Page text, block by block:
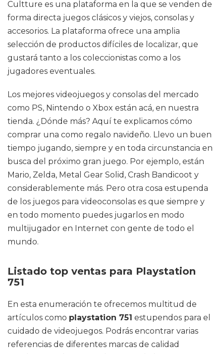
Cultture es una plataforma en la que se venden de
forma directa juegos clásicos y viejos, consolas y
accesorios. La plataforma ofrece una amplia
selección de productos difíciles de localizar, que
gustará tanto a los coleccionistas como a los
jugadores eventuales.
Los mejores videojuegos y consolas del mercado
como PS, Nintendo o Xbox están acá, en nuestra
tienda. ¿Dónde más? Aquí te explicamos cómo
comprar una como regalo navideño. Llevo un buen
tiempo jugando, siempre y en toda circunstancia en
busca del próximo gran juego. Por ejemplo, están
Mario, Zelda, Metal Gear Solid, Crash Bandicoot y
considerablemente más. Pero otra cosa estupenda
de los juegos para videoconsolas es que siempre y
en todo momento puedes jugarlos en modo
multijugador en Internet con gente de todo el
mundo.
Listado top ventas para Playstation
751
En esta enumeración te ofrecemos multitud de
artículos como playstation 751 estupendos para el
cuidado de videojuegos. Podrás encontrar varias
referencias de diferentes marcas de calidad